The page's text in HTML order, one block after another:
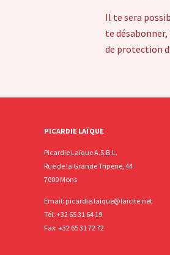
Il te sera
te
de protection
PICARDIE LAÏQUE
Picardie Laïque A.S.B.L.
Rue de la Grande Triperie, 44
7000 Mons
Email: picardie.laique@laicite.net
Tél: +32 65 31 64 19
Fax: +32 65 31 72 72